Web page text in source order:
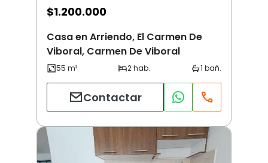
$1.200.000
Casa en Arriendo, El Carmen De
Viboral, Carmen De Viboral
Contactar